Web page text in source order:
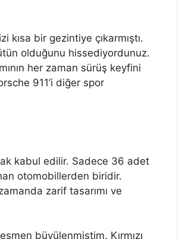
kısa bir gezintiye çıkarmıştı.
olduğunu hissediyordunuz.
her zaman sürüş keyfini
911’i diğer spor
kabul edilir. Sadece 36 adet
otomobillerden biridir.
zarif tasarımı ve
büyülenmiştim. Kırmızı